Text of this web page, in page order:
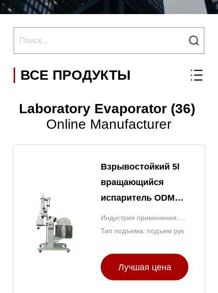
ВСЕ ПРОДУКТЫ
Laboratory Evaporator (36)
Online Manufacturer
Взрывостойкий 5l
вращающийся
испаритель ODM
лабораторный
испаритель
Индустрия применения:
Экстракция КБДТип подъема: подъем рук
Лучшая цена